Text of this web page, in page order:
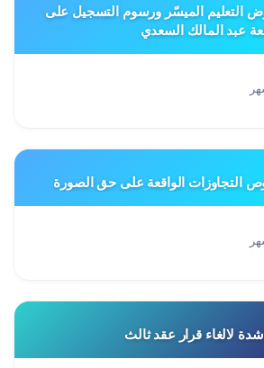
التعليم الميسّر ورسوم التسجيل على
عبد المالك السعدي
الواقعة على حق الصورة
لالغاء قرار عقد ثالث